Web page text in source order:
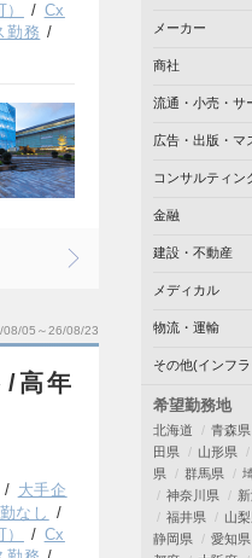
Cx
勤務
08/05～26/08/23
高年
大手企
なし
Cx
メーカー
商社
流通・小売・サ
広告・出版・マ
コンサルティン
金融
建設・不動産
メディカル
物流・運輸
その他(インフ
希望勤務地
北海道 青森県
田県
山形県
県
群馬県
神奈川県
福井県
山
静岡県
愛知県